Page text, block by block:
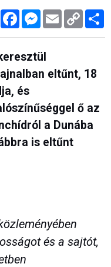
FacebookMessenger
Email Copy
Link
eltűnt, 18
és
ő az
a Dunába
is eltűnt
és a sajtót,